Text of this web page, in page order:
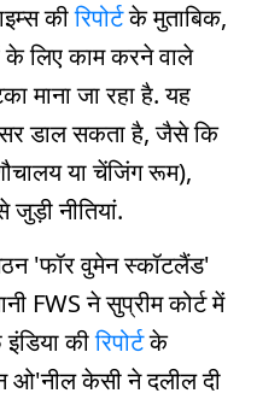
कीरिपोर्टके मुताबिक,
लिए काम करने वाले
माना जा रहा है. यह
डाल सकता है, जैसे कि
या चेंजिंग रूम),
नीतियां.
'फॉर वुमेन स्कॉटलैंड'
FWS ने सुप्रीम कोर्ट में
कीरिपोर्टके
ओ'नील केसी ने दलील दी